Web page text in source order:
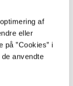
af
eller
”Cookies” i
anvendte